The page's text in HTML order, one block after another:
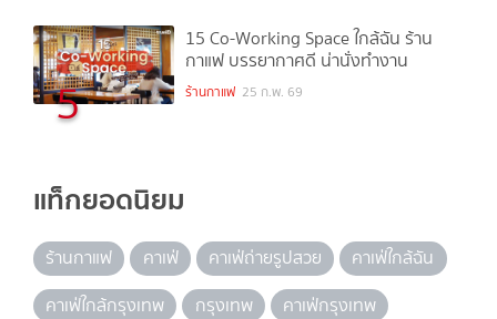
5
15 Co-Working Space ใกล้ฉัน ร้าน
กาแฟ บรรยากาศดี น่านั่งทำงาน
ร้านกาแฟ 25 ก.พ. 69
แท็กยอดนิยม
ร้านกาแฟ คาเฟ่ คาเฟ่ถ่ายรูปสวย
คาเฟ่ใกล้ฉัน
คาเฟ่ใกล้กรุงเทพ
กรุงเทพ
คาเฟ่กรุงเทพ